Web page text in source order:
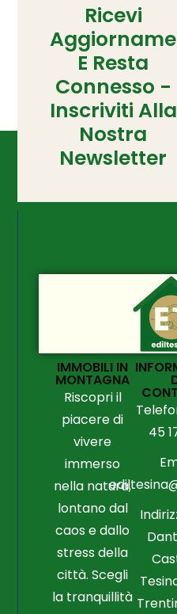
Ricevi
E Resta
Connesso -
Inscriviti Alla
Nostra
Newsletter
IMMOBILI IN
MONTAGNA
Riscopri il
piacere di
vivere
immerso
nella natura,
lontano dal
caos e dallo
stress della
città. Scegli
la tranquillità
45